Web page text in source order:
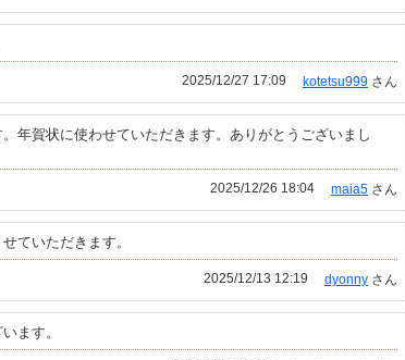
kotetsu999 さん
2025/12/27 17:09
年賀状に使わせていただきます。ありがとうございまし
maia5 さん
2025/12/26 18:04
ていただきます。
dyonny さん
2025/12/13 12:19
ます。